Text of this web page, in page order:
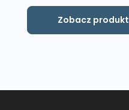
Zobacz produkt